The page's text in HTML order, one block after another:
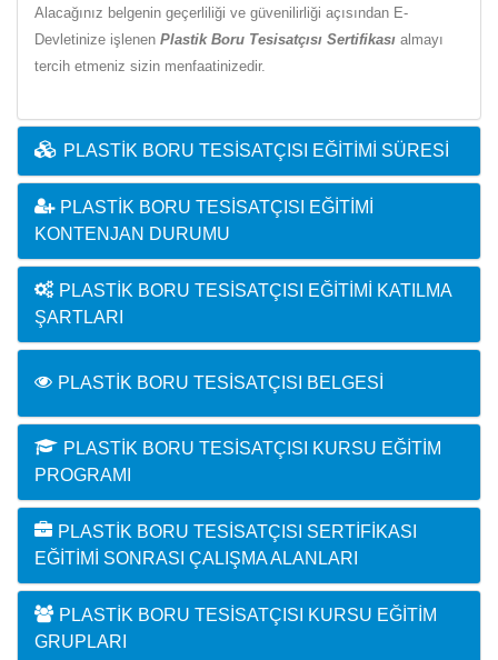
Alacağınız belgenin geçerliliği ve güvenilirliği açısından E-
Devletinize işlenen Plastik Boru Tesisatçısı Sertifikası almayı
tercih etmeniz sizin menfaatinizedir.
PLASTIK BORU TESISATÇISI EĞITIMI SÜRESI
PLASTIK BORU TESISATÇISI EĞITIMI
KONTENJAN DURUMU
PLASTIK BORU TESISATÇISI EĞITIMI KATILMA
ŞARTLARI
PLASTIK BORU TESISATÇISI BELGESI
PLASTIK BORU TESISATÇISI KURSU EĞITIM
PROGRAMI
PLASTIK BORU TESISATÇISI SERTIFIKASI
EĞITIMI SONRASI ÇALIŞMA ALANLARI
PLASTIK BORU TESISATÇISI KURSU EĞITIM
GRUPLARI